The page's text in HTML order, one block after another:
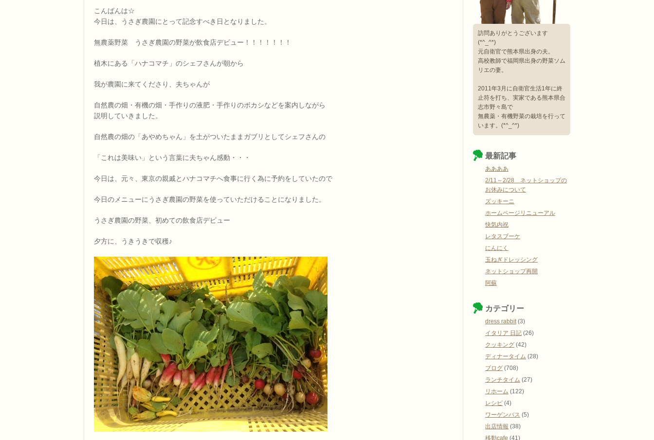
こんばんは☆
今日は、うさぎ農園にとって記念すべき日となりました。
無農薬野菜 うさぎ農園の野菜が飲食店デビュー！！！！！！！
植木にある「ハナコマチ」のシェフさんが朝から
我が農園に来てくださり、夫ちゃんが
自然農の畑・有機の畑・手作りの液肥・手作りのボカシなどを案内しながら
説明していきました。
自然農の畑の「あやめちゃん」を土がついたままガブリとしてシェフさんの
「これは美味い」という言葉に夫ちゃん感動・・・
今日は、元々、東京の親戚とハナコマチへ食事に行く為に予約をしていたので
今日のメニューにうさぎ農園の野菜を使っていただけることになりました。
うさぎ農園の野菜、初めての飲食店デビュー
夕方に、うきうきで収穫♪
訪問ありがとうございます
(*^_^*)
元自衛官で熊本県出身の夫。
高校教師で福岡県出身の野菜ソム
リエの妻。
2011年3月に自衛官生活1年に終
止符を打ち、実家である熊本県合
志市野々島で
無農薬・有機野菜の栽培を行って
います。(*^_^*)
最新記事
ああああ
2/11～2/28 ネットショップの
お休みについて
ズッキーニ
ホームページリニューアル
快気内祝
レタスブーケ
にんにく
玉ねぎドレッシング
ネットショップ再開
阿蘇
カテゴリー
dress rabbit(3)
イタリア 日記 (26)
クッキング (42)
ディナータイム (28)
ブログ (708)
ランチタイム (27)
リホーム (122)
レシピ (4)
ワーゲンバス (5)
出店情報 (38)
移動cafe (41)